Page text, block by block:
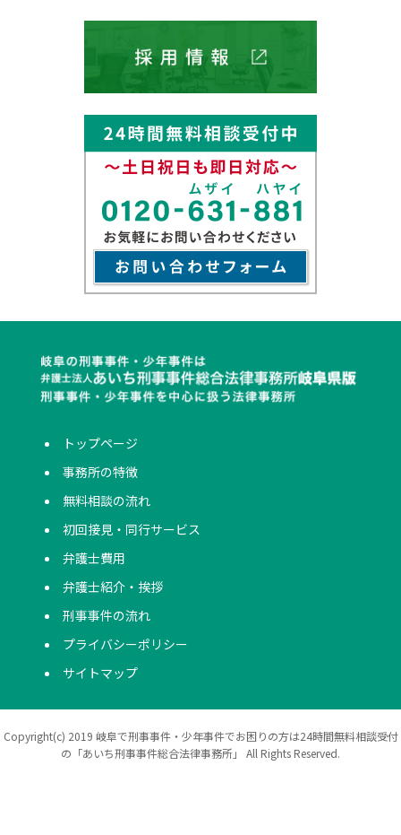
トップページ
事務所の特徴
無料相談の流れ
初回接見・同行サービス
弁護士費用
弁護士紹介・挨拶
刑事事件の流れ
プライバシーポリシー
サイトマップ
Copyright(c) 2019 岐阜で刑事事件・少年事件でお困りの方は24時間無料相談受付
の「あいち刑事事件総合法律事務所」 All Rights Reserved.